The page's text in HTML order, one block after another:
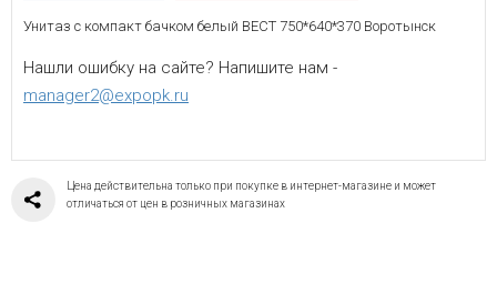
Унитаз с компакт бачком белый ВЕСТ 750*640*370 Воротынск
Нашли ошибку на сайте? Напишите нам -
manager2@expopk.ru
Цена действительна только при покупке в интернет-магазине и может
отличаться от цен в розничных магазинах